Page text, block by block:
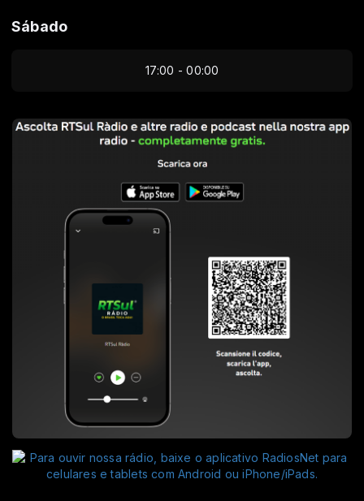
Sábado
17:00 - 00:00